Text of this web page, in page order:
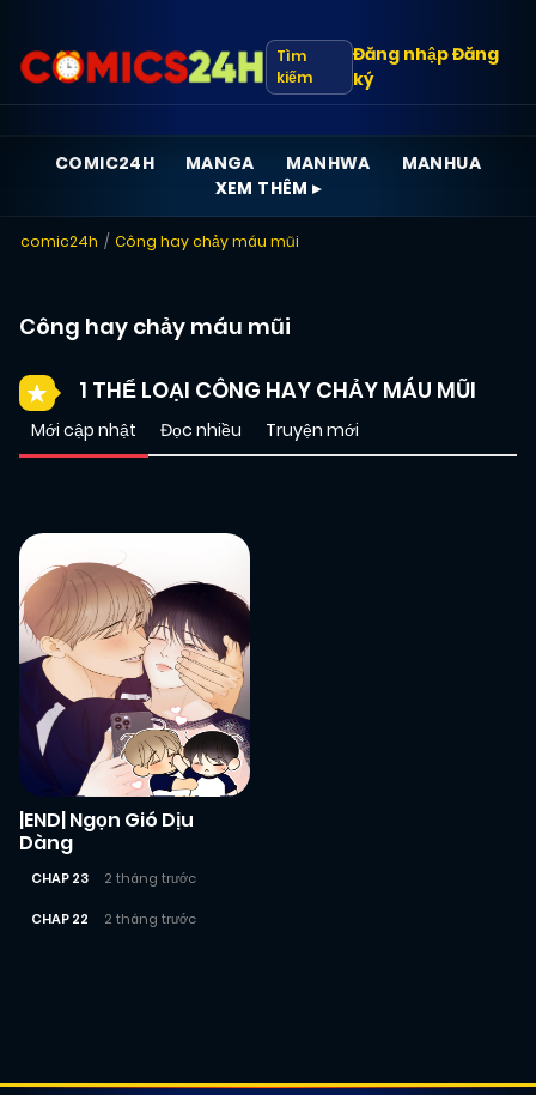
Tìm
kiếm
Đăng nhậpĐăng
ký
COMIC24H MANGA MANHWA
MANHUA
XEM THÊM ▸
comic24h Công hay chảy máu mũi
Công hay chảy máu mũi
1 THỂ LOẠI CÔNG HAY CHẢY MÁU MŨI
Mới cập nhật Đọc nhiều Truyện mới
|END| Ngọn Gió Dịu
Dàng
CHAP 23 2 tháng trước
CHAP 22 2 tháng trước